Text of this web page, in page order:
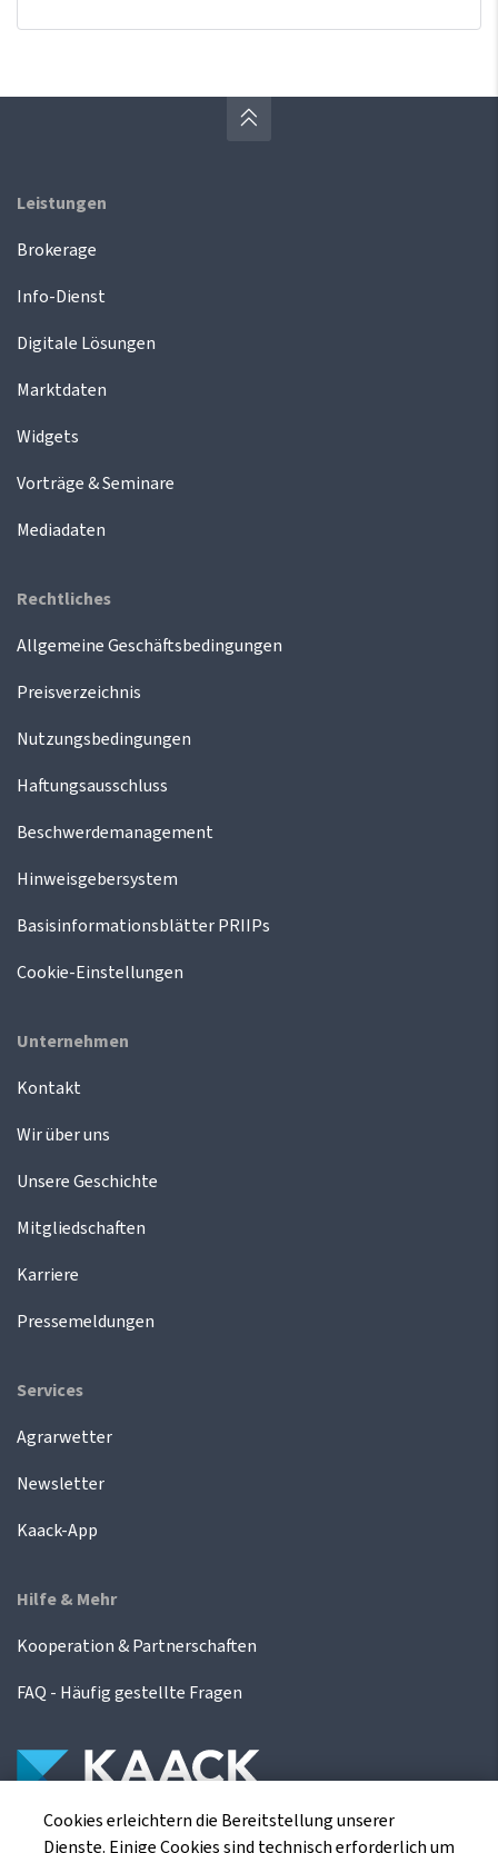
Leistungen
Brokerage
Info-Dienst
Digitale Lösungen
Marktdaten
Widgets
Vorträge & Seminare
Mediadaten
Rechtliches
Allgemeine Geschäftsbedingungen
Preisverzeichnis
Nutzungsbedingungen
Haftungsausschluss
Beschwerdemanagement
Hinweisgebersystem
Basisinformationsblätter PRIIPs
Cookie-Einstellungen
Unternehmen
Kontakt
Wir über uns
Unsere Geschichte
Mitgliedschaften
Karriere
Pressemeldungen
Services
Agrarwetter
Newsletter
Kaack-App
Hilfe & Mehr
Kooperation & Partnerschaften
FAQ - Häufig gestellte Fragen
Die Kaack Terminhandel GmbH ist ein
Cookies erleichtern die Bereitstellung unserer
Dienste. Einige Cookies sind technisch erforderlich um